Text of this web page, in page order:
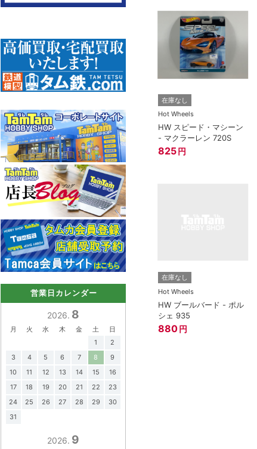
在庫なし
Hot Wheels
HW スピード・マシーン
- マクラーレン 720S
825 円
在庫なし
Hot Wheels
HW ブールバード - ポル
シェ 935
880 円
営業日カレンダー
2026. 8
月 火 水 木 金 土
日
1
2
3
4 5 6 7 8
9
10
11 12 13 14 15
16
17
18 19 20 21 22
23
24
25 26 27 28 29
30
31
2026. 9